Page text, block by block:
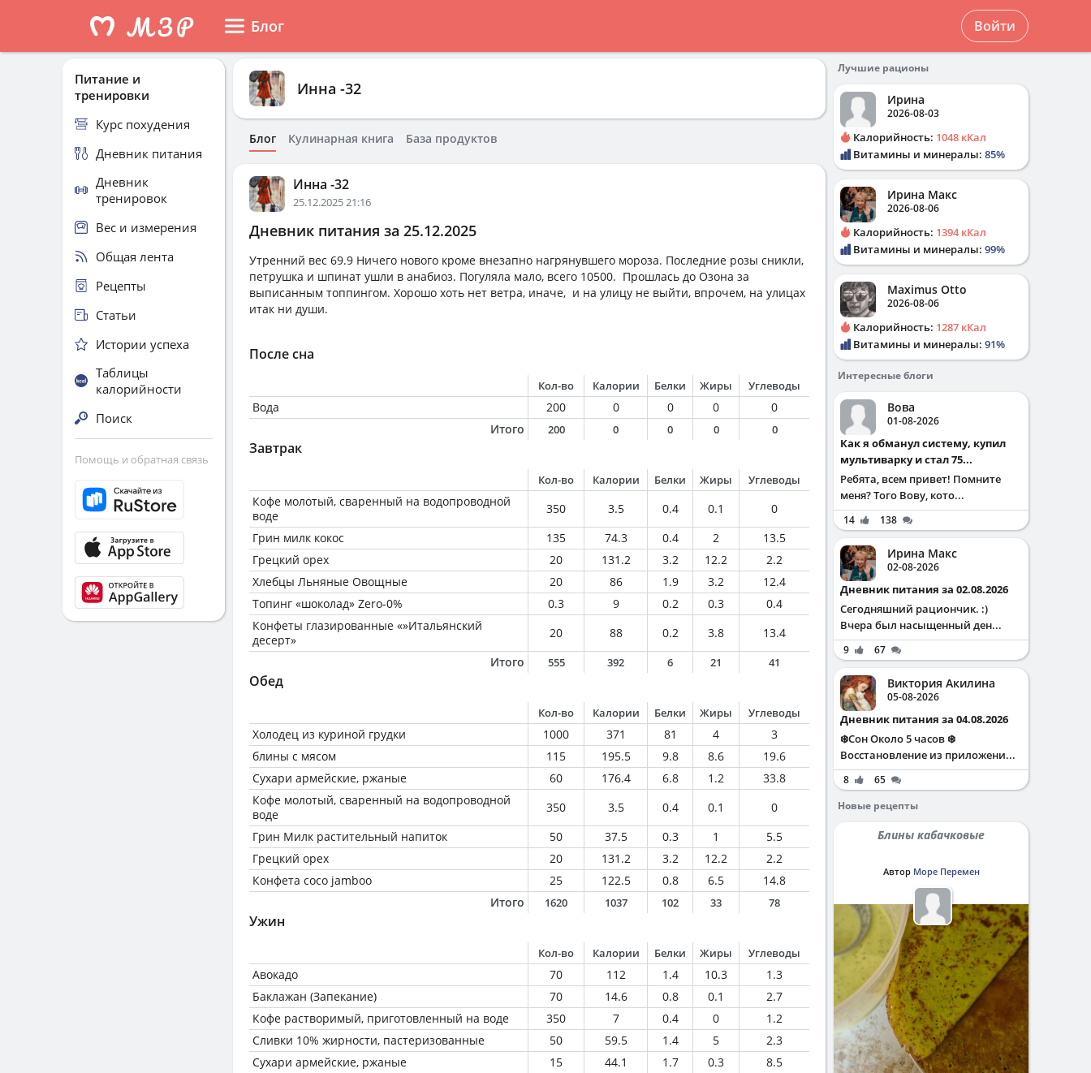
Блог Войти
Инна -32
Блог Кулинарная книга База продуктов
Инна -32
25.12.2025 21:16
Дневник питания за 25.12.2025
Утренний вес 69.9 Ничего нового кроме внезапно нагрянувшего мороза. Последние розы сникли,
петрушка и шпинат ушли в анабиоз. Погуляла мало, всего 10500. Прошлась до Озона за
выписанным топпингом. Хорошо хоть нет ветра, иначе, и на улицу не выйти, впрочем, на улицах
итак ни души.
После сна
Кол-во Калории Белки Жиры Углеводы
Вода 200 0 0 0
0
Итого
200 0 0 0 0
Завтрак
Кол-во Калории Белки Жиры Углеводы
Кофе молотый, сваренный на водопроводной
воде
350 3.5 0.4 0.1
0
Грин милк кокос
135 74.3 0.4 2
13.5
Грецкий орех
20 131.2 3.2 12.2
2.2
Хлебцы Льняные Овощные
20 86 1.9 3.2
12.4
Топинг «шоколад» Zero-0%
0.3 9 0.2 0.3
0.4
Конфеты глазированные «»Итальянский
десерт»
20 88 0.2 3.8
13.4
Итого
555 392 6 21 41
Обед
Кол-во Калории Белки Жиры Углеводы
Холодец из куриной грудки 1000 371 81 4
3
блины с мясом
115 195.5 9.8 8.6
19.6
Сухари армейские, ржаные
60 176.4 6.8 1.2
33.8
Кофе молотый, сваренный на водопроводной
воде
350 3.5 0.4 0.1
0
Грин Милк растительный напиток
50 37.5 0.3 1
5.5
Грецкий орех
20 131.2 3.2 12.2
2.2
Конфета coco jamboo
25 122.5 0.8 6.5
14.8
Итого
1620 1037 102 33 78
Ужин
Кол-во Калории Белки Жиры Углеводы
Авокадо 70 112 1.4 10.3
1.3
Баклажан (Запекание)
70 14.6 0.8 0.1
2.7
Кофе растворимый, приготовленный на воде
350 7 0.4 0
1.2
Сливки 10% жирности, пастеризованные
50 59.5 1.4 5
2.3
Сухари армейские, ржаные
15 44.1 1.7 0.3
8.5
Питание и
тренировки
Курс похудения
Дневник питания
Дневник
тренировок
Вес и измерения
Общая лента
Рецепты
Статьи
Истории успеха
Таблицы
калорийности
Поиск
Помощь и обратная связь
Лучшие рационы
Ирина
2026-08-03
Калорийность: 1048 кКал
Витамины и минералы: 85%
Ирина Макс
2026-08-06
Калорийность: 1394 кКал
Витамины и минералы: 99%
Maximus Otto
2026-08-06
Калорийность: 1287 кКал
Витамины и минералы: 91%
Интересные блоги
Вова
01-08-2026
Как я обманул систему, купил
мультиварку и стал 75...
Ребята, всем привет! Помните
меня? Того Вову, кото...
14 138
Ирина Макс
02-08-2026
Дневник питания за 02.08.2026
Сегодняшний рациончик. :)
Вчера был насыщенный ден...
9 67
Виктория Акилина
05-08-2026
Дневник питания за 04.08.2026
❄️Сон Около 5 часов ❄️
Восстановление из приложени...
8
65
Новые рецепты
Блины кабачковые
Автор Море Перемен